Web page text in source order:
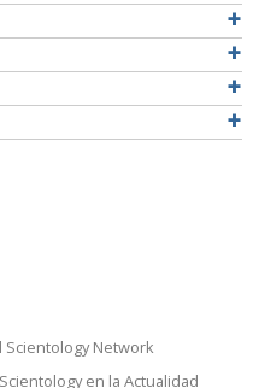
Network
en la Actualidad